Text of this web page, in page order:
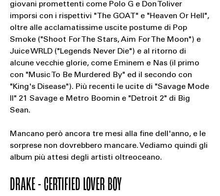
giovani promettenti come Polo G e Don Toliver
imporsi con i rispettivi "The GOAT" e "Heaven Or Hell",
oltre alle acclamatissime uscite postume di Pop
Smoke ("Shoot For The Stars, Aim For The Moon") e
Juice WRLD ("Legends Never Die") e al ritorno di
alcune vecchie glorie, come Eminem e Nas (il primo
con "Music To Be Murdered By" ed il secondo con
"King's Disease"). Più recenti le ucite di "Savage Mode
II" 21 Savage e Metro Boomin e "Detroit 2" di Big
Sean.
Mancano però ancora tre mesi alla fine dell'anno, e le
sorprese non dovrebbero mancare. Vediamo quindi gli
album più attesi degli artisti oltreoceano.
DRAKE - CERTIFIED LOVER BOY